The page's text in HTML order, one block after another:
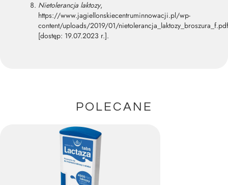
Nietolerancja laktozy,
https://www.jagiellonskiecentruminnowacji.pl/wp-
content/uploads/2019/01/nietolerancja_laktozy_broszura_f.pdf
[dostęp: 19.07.2023 r.].
POLECANE